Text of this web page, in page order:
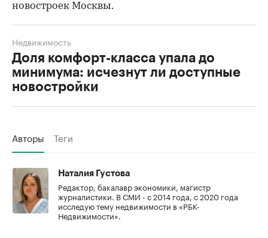
новостроек Москвы.
Доля комфорт-класса упала до
минимума: исчезнут ли доступные
новостройки
Недвижимость
Авторы Теги
Наталия Густова
Редактор, бакалавр экономики, магистр
журналистики. В СМИ - с 2014 года, с 2020 года
исследую тему недвижимости в «РБК-
Недвижимости».